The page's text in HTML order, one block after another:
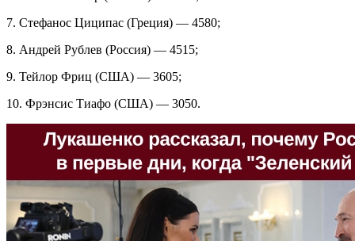
7. Стефанос Циципас (Греция) — 4580;
8. Андрей Рублев (Россия) — 4515;
9. Тейлор Фриц (США) — 3605;
10. Фрэнсис Тиафо (США) — 3050.